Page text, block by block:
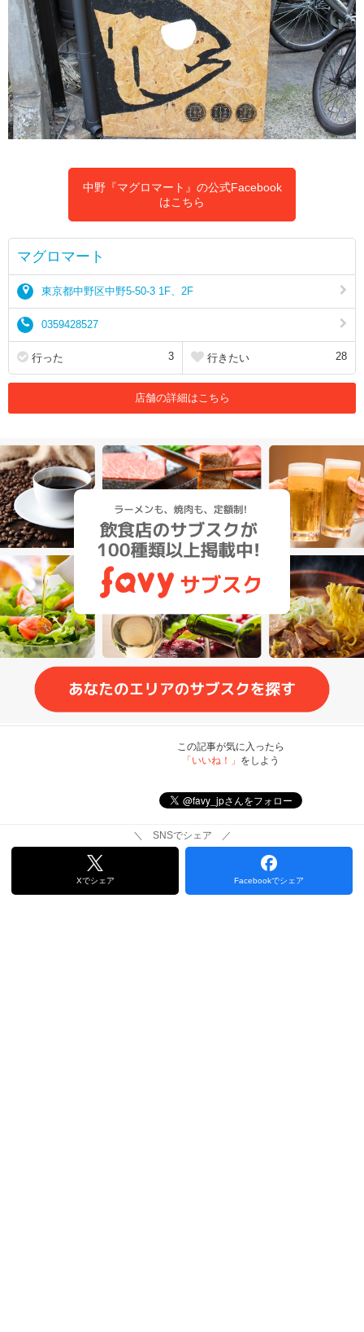
中野『マグロマート』の公式Facebook
はこちら
マグロマート
東京都中野区中野5-50-3 1F、2F
0359428527
行った 3 行きたい 28
店舗の詳細はこちら
この記事が気に入ったら
「いいね！」 をしよう
＼ SNSでシェア ／
Xでシェア Facebookでシェア